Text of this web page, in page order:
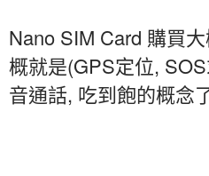
Nano SIM Card 購買
概就是(GPS定位, SOS
音通話, 吃到飽的概念了